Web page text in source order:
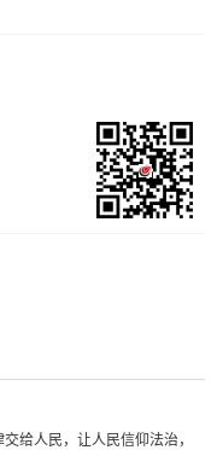
给人民，让人民信仰法治，